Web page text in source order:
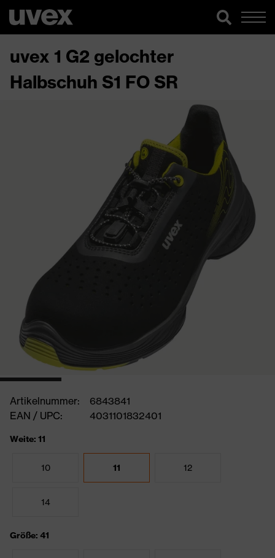
uvex 1 G2 gelochter
Halbschuh S1 FO SR
Artikelnummer:
6843841
EAN / UPC:
4031101832401
Weite: 11
10 11 12
14
Größe: 41